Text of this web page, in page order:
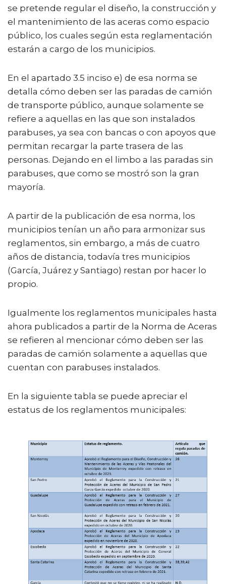
se pretende regular el diseño, la construcción y
el mantenimiento de las aceras como espacio
público, los cuales según esta reglamentación
estarán a cargo de los municipios.
En el apartado 3.5 inciso e) de esa norma se
detalla cómo deben ser las paradas de camión
de transporte público, aunque solamente se
refiere a aquellas en las que son instalados
parabuses, ya sea con bancas o con apoyos que
permitan recargar la parte trasera de las
personas. Dejando en el limbo a las paradas sin
parabuses, que como se mostró son la gran
mayoría.
A partir de la publicación de esa norma, los
municipios tenían un año para armonizar sus
reglamentos, sin embargo, a más de cuatro
años de distancia, todavía tres municipios
(García, Juárez y Santiago) restan por hacer lo
propio.
Igualmente los reglamentos municipales hasta
ahora publicados a partir de la Norma de Aceras
se refieren al mencionar cómo deben ser las
paradas de camión solamente a aquellas que
cuentan con parabuses instalados.
En la siguiente tabla se puede apreciar el
estatus de los reglamentos municipales: